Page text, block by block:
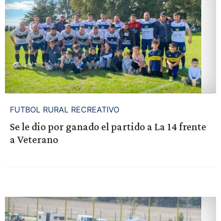
FUTBOL RURAL RECREATIVO
Se le dio por ganado el partido a La 14 frente
a Veterano